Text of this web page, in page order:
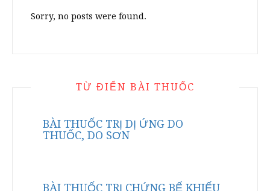
Sorry, no posts were found.
TỪ ĐIỂN BÀI THUỐC
BÀI THUỐC TRỊ DỊ ỨNG DO
THUỐC, DO SƠN
BÀI THUỐC TRỊ CHỨNG BẾ KHIẾU